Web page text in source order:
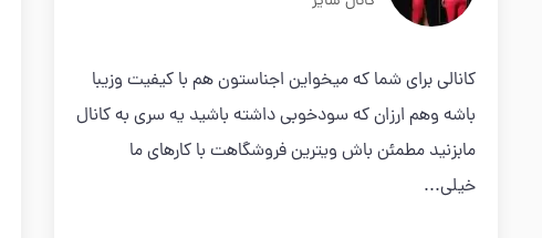
کانالی برای شما که میخواین اجناستون هم با کیفیت وزیبا
باشه وهم ارزان که سودخوبی داشته باشید یه سری به کانال
مابزنید مطمئن باش ویترین فروشگاهت با کارهای ما
خیلی...